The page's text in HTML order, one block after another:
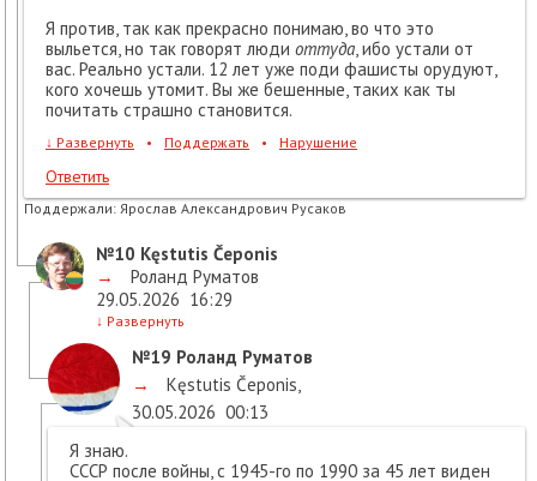
Я против, так как прекрасно понимаю, во что это
выльется, но так говорят люди оттуда , ибо устали от
вас. Реально устали. 12 лет уже поди фашисты орудуют,
кого хочешь утомит. Вы же бешенные, таких как ты
почитать страшно становится.
↓ Развернуть • Поддержать • Нарушение
Ответить
Поддержали: Ярослав Александрович Русаков
№10 Kęstutis Čeponis
→
Роланд Руматов
29.05.2026 16:29
↓ Развернуть
№19 Роланд Руматов
→
Kęstutis Čeponis
30.05.2026 00:13
Я знаю.
СССР после войны, с 1945-го по 1990 за 45 лет виден